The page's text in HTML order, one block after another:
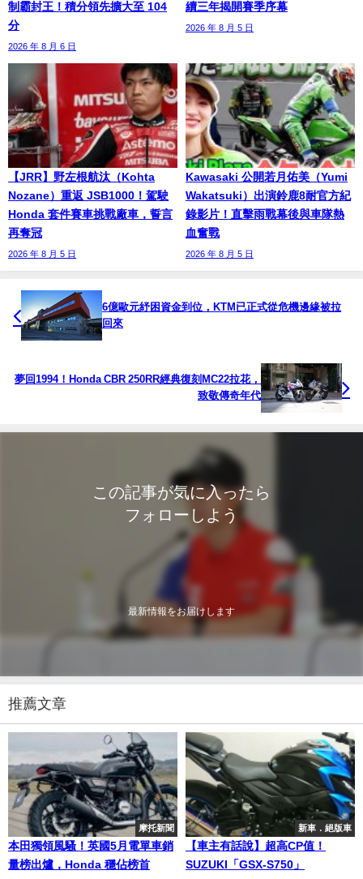
制霸封王！積分領先擴大至 104
分
2026 年 8 月 6 日
續三年揭開賽季序幕
2026 年 8 月 5 日
【JRR】野左根航汰（Kohta
Nozane）重返 JSB1000！駕駛
Honda 套件賽車挑戰廠車，誓言
再奪冠
2026 年 8 月 5 日
Kawasaki 公開若月佑美（Yumi
Wakatsuki）出演鈴鹿8耐官方紀
錄影片！直擊雨戰幕後與車隊熱
血奮戰
2026 年 8 月 5 日
6億歐元紓困資金到位，KTM已正式從危機邊緣被拉
回來
夢回1994！Honda CBR 250RR經典復刻MC22拉花，
致敬傳奇年代
この記事が気に入ったら
フォローしよう
最新情報をお届けします
推薦文章
摩托新聞
本田獨領風騷！英國5月電單車銷
量榜出爐，Honda 穩佔榜首
新車．絕版車
【車主有話說】超高CP值！
SUZUKI「GSX-S750」